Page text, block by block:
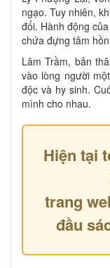
ngạo. Tuy nhiên,
đổi. Hành động
chứa đựng tâm
Lâm Trầm, bản
vào lòng người
độc và hy sinh.
mình cho nhau.
Hiện tại
trang
đầu